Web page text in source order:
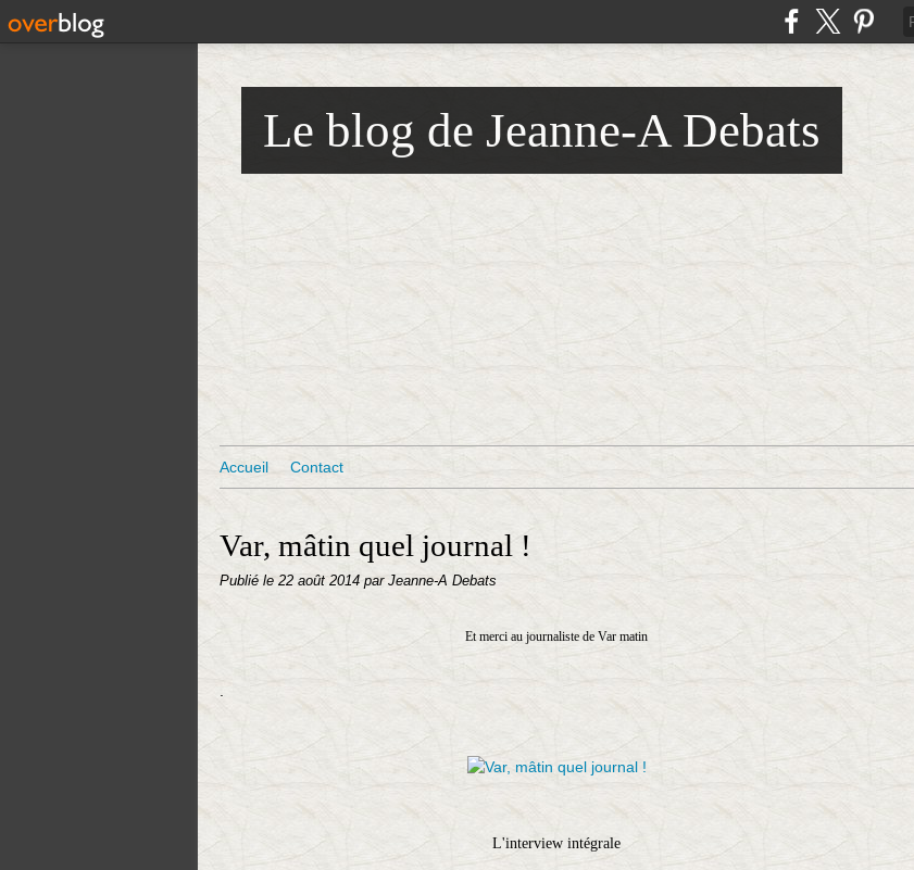
Le blog de Jeanne-A Debats
Accueil Contact
Var, mâtin quel journal !
Publié le 22 août 2014 par Jeanne-A Debats
Et merci au journaliste de Var matin
L'interview intégrale